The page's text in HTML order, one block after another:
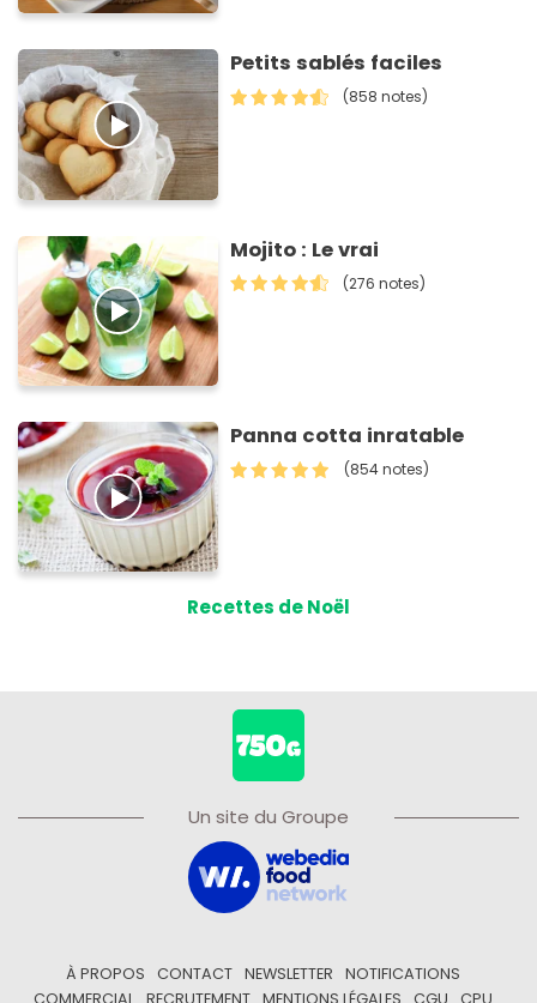
Petits sablés faciles
(858 notes)
Mojito : Le vrai
(276 notes)
Panna cotta inratable
(854 notes)
Recettes de Noël
Un site du Groupe
À PROPOS CONTACT NEWSLETTER
NOTIFICATIONS